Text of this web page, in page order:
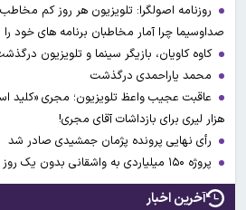
روزنامه اصولگرا: تلویزیون هر روز کم
صداوسیما چرا آمار مخاطبان برنامه های خود را
کاوه کاویان، بازیگر سینما و تلویزیون
محمد یاراحمدی درگذشت
هزار لیری برای بازداشات آقای مجری!
رأی نهایی پرونده پژمان جمشیدی صادر شد
پروژه ۱۵۰ میلیاردی به واشقانی بدون یک روز سابقه کارگردانی!
آخرین اخبار